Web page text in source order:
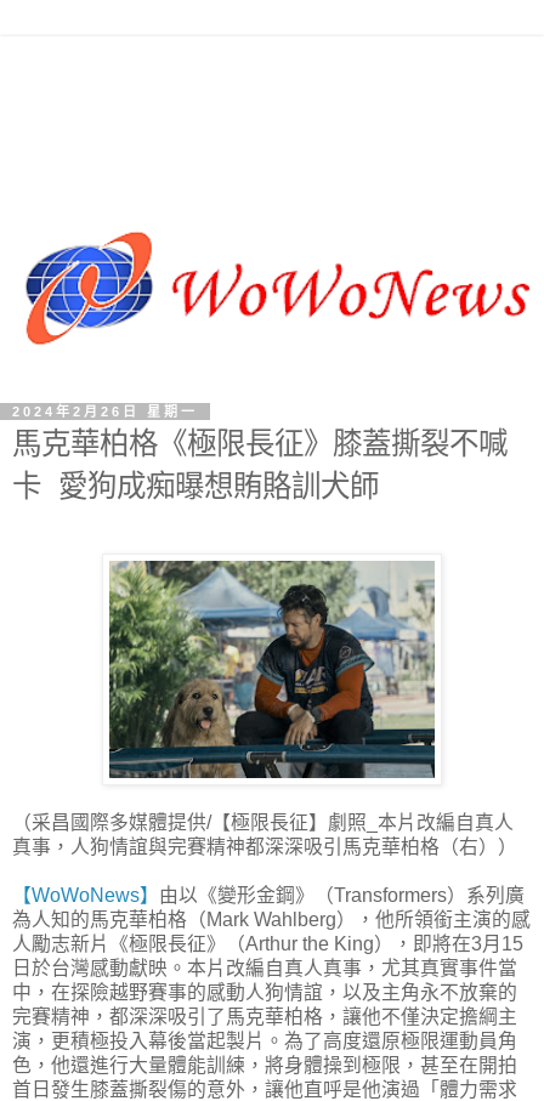
2024年2月26日 星期一
馬克華柏格《極限長征》膝蓋撕裂不喊
卡 愛狗成痴曝想賄賂訓犬師
（采昌國際多媒體提供/【極限長征】劇照_本片改編自真人
真事，人狗情誼與完賽精神都深深吸引馬克華柏格（右））
【WoWoNews】 由以《變形金鋼》（Transformers）系列廣
為人知的馬克華柏格（Mark Wahlberg），他所領銜主演的感
人勵志新片《極限長征》（Arthur the King），即將在3月15
日於台灣感動獻映。本片改編自真人真事，尤其真實事件當
中，在探險越野賽事的感動人狗情誼，以及主角永不放棄的
完賽精神，都深深吸引了馬克華柏格，讓他不僅決定擔綱主
演，更積極投入幕後當起製片。為了高度還原極限運動員角
色，他還進行大量體能訓練，將身體操到極限，甚至在開拍
首日發生膝蓋撕裂傷的意外，讓他直呼是他演過「體力需求